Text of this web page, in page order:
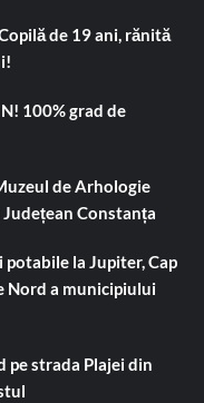
de 19 ani, rănită
100% grad de
de Arhologie
Constanța
potabile la Jupiter, Cap
Nord a municipiului
pe strada Plajei din